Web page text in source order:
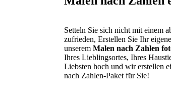
Setteln Sie sich nicht mit einem
zufrieden, Erstellen Sie Ihr
unserem Malen nach Zahlen
Ihres Lieblingsortes, Ihres
Liebsten hoch und wir erstellen
nach Zahlen-Paket für Sie!